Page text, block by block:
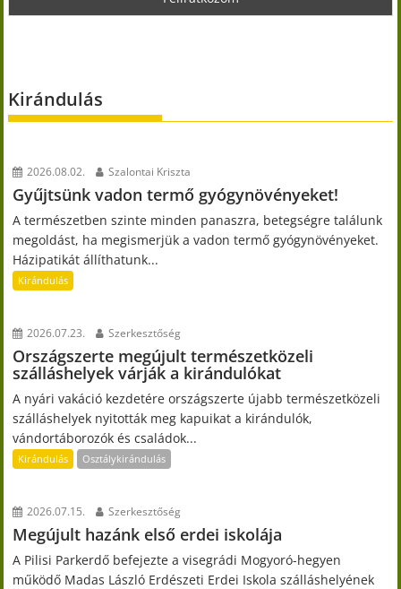
Kirándulás
2026.08.02. Szalontai Kriszta
Gyűjtsünk vadon termő gyógynövényeket!
A természetben szinte minden panaszra, betegségre találunk
megoldást, ha megismerjük a vadon termő gyógynövényeket.
Házipatikát állíthatunk...
Kirándulás
2026.07.23. Szerkesztőség
Országszerte megújult természetközeli
szálláshelyek várják a kirándulókat
A nyári vakáció kezdetére országszerte újabb természetközeli
szálláshelyek nyitották meg kapuikat a kirándulók,
vándortáborozók és családok...
Kirándulás Osztálykirándulás
2026.07.15. Szerkesztőség
Megújult hazánk első erdei iskolája
A Pilisi Parkerdő befejezte a visegrádi Mogyoró-hegyen
működő Madas László Erdészeti Erdei Iskola szálláshelyének